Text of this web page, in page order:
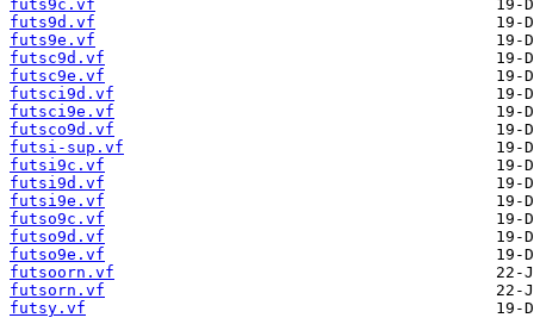
futs9c.vf
futs9d.vf
futs9e.vf
futsc9d.vf
futsc9e.vf
futsci9d.vf
futsci9e.vf
futsco9d.vf
futsi-sup.vf
futsi9c.vf
futsi9d.vf
futsi9e.vf
futso9c.vf
futso9d.vf
futso9e.vf
futsoorn.vf
futsorn.vf
futsy.vf